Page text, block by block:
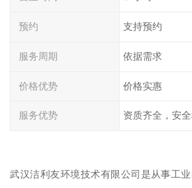
预约 支持预约
服务周期 依据需求
价格优势 价格实惠
服务优势 资质齐全，安
武汉洁利友环境技术有限公司是从事工业